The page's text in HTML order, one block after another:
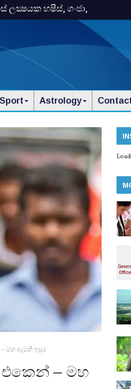
හෂීස්‌, ගංජා,
Sport Astrology
මහ ඇමති ඉසුර
එකෙන් – මහ